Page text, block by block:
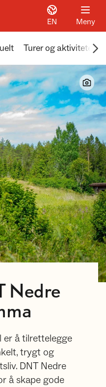
EN Meny
Turer og aktiviteter
Nedre
er å tilrettelegge
trygt og
DNT Nedre
å skape gode